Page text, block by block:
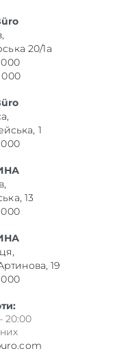
20/1а
000
1
13
19
20:00